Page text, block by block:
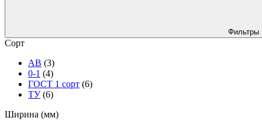
Фильтры
Сорт
АВ (3)
0-1 (4)
ГОСТ 1 сорт (6)
ТУ (6)
Ширина (мм)